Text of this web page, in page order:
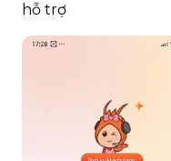
hỗ trợ